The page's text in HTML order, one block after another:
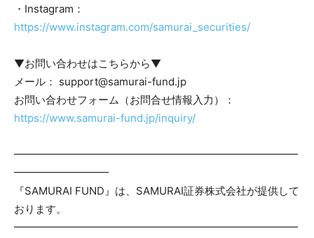
・Instagram：
https://www.instagram.com/samurai_securities/
▼お問い合わせはこちらから▼
メール： support@samurai-fund.jp
お問い合わせフォーム（お問合せ情報入力）：
https://www.samurai-fund.jp/inquiry/
━━━━━━━━━━━━━━━━━━━━━━━━━━━
━━━━━━━━━
『SAMURAI FUND』は、SAMURAI証券株式会社が提供して
おります。
━━━━━━━━━━━━━━━━━━━━━━━━━━━